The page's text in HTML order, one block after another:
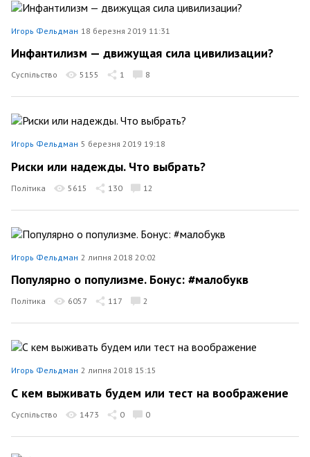
Игорь Фельдман 18 березня 2019 11:31
Инфантилизм — движущая сила цивилизации?
Суспільство 5155 1 8
Игорь Фельдман 5 березня 2019 19:18
Риски или надежды. Что выбрать?
Політика 5615 130 12
Игорь Фельдман 2 липня 2018 20:02
Популярно о популизме. Бонус: #малобукв
Політика 6057 117 2
Игорь Фельдман 2 липня 2018 15:15
С кем выживать будем или тест на воображение
Суспільство 1473 0 0